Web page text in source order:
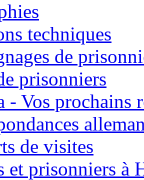
techniques
de
prisonniers
- Vos prochains
de visites
et prisonniers à